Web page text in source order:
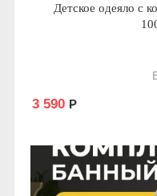
Детское одеяло с
3 590 Р